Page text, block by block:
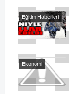
Eğitim Haberleri
Genel Haberler
Ekonomi
Finans